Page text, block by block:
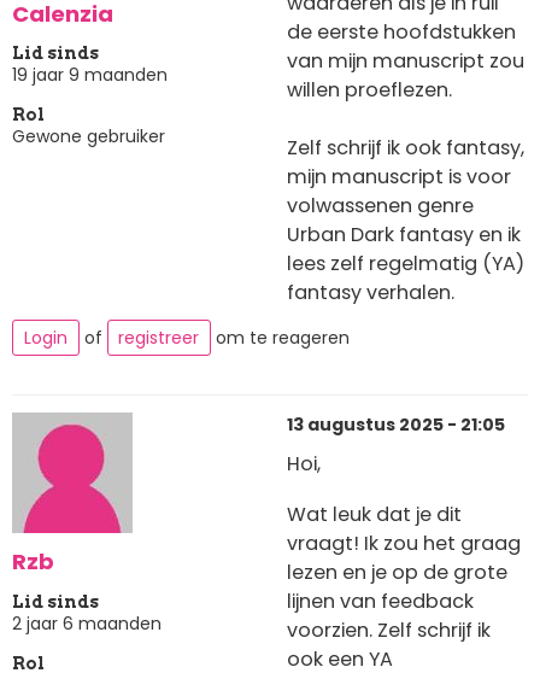
Calenzia
Lid sinds
19 jaar 9 maanden
Rol
Gewone gebruiker
de eerste hoofdstukken
van mijn manuscript zou
willen proeflezen.
Zelf schrijf ik ook fantasy,
mijn manuscript is voor
volwassenen genre
Urban Dark fantasy en ik
lees zelf regelmatig (YA)
fantasy verhalen.
Login of registreer om te reageren
Rzb
Lid sinds
2 jaar 6 maanden
Rol
13 augustus 2025 - 21:05
Hoi,
Wat leuk dat je dit
vraagt! Ik zou het graag
lezen en je op de grote
lijnen van feedback
voorzien. Zelf schrijf ik
ook een YA